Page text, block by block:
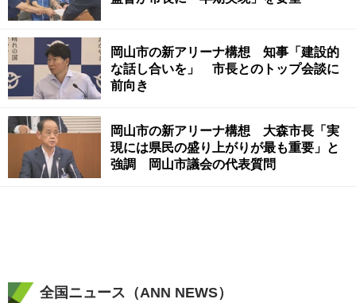
岡山市の新アリーナ構想 知事「建設的
な話し合いを」 市長とのトップ会談に
前向き
岡山市の新アリーナ構想 大森市長「実
現には県民の盛り上がりが最も重要」と
強調 岡山市議会の代表質問
全国ニュース（ANN NEWS）